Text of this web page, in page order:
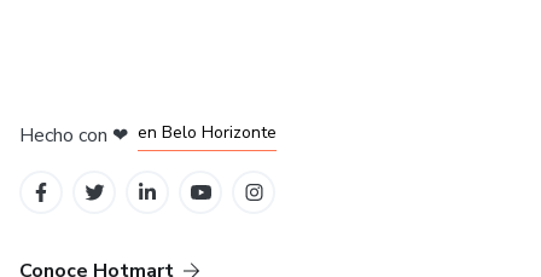
Hecho con ❤ en Belo Horizonte
Conoce Hotmart